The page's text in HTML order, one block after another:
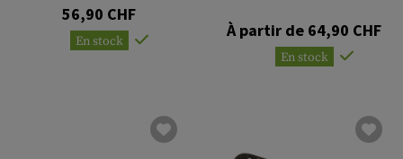
56,90 CHF
En stock
À partir de 64,90 CHF
En stock